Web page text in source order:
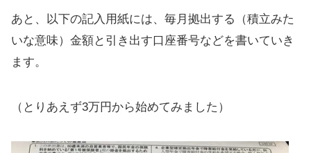
あと、以下の記入用紙には、毎月拠出する（積立みた
いな意味）金額と引き出す口座番号などを書いていき
ます。
（とりあえず3万円から始めてみました）